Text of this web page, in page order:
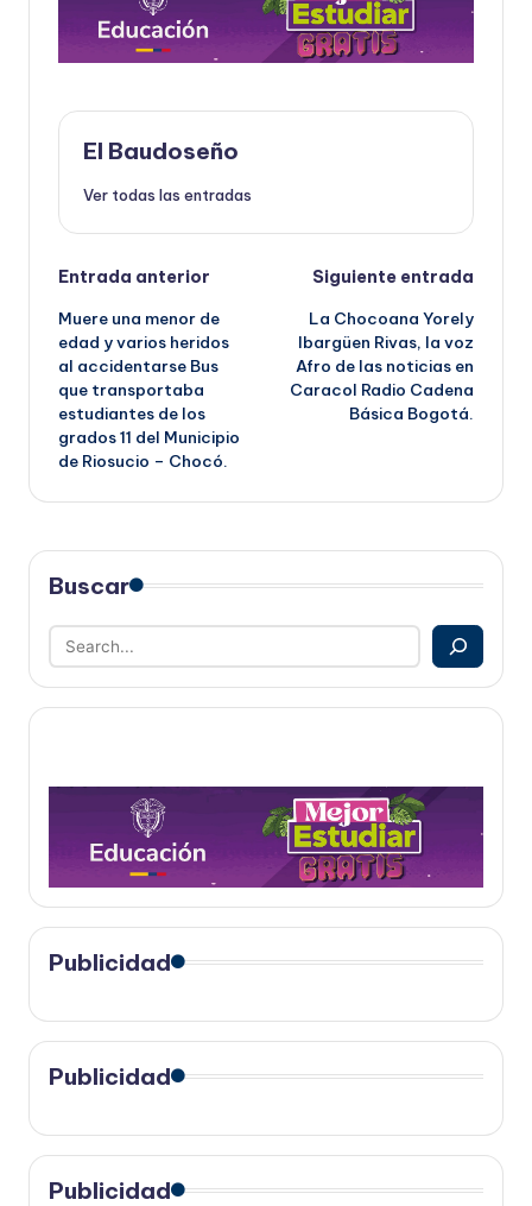
El Baudoseño
Ver todas las entradas
Navegación
de
entradas
Entrada anterior
Muere una menor de
edad y varios heridos
al accidentarse Bus
que transportaba
estudiantes de los
grados 11 del Municipio
de Riosucio – Chocó.
Siguiente entrada
La Chocoana Yorely
Ibargüen Rivas, la voz
Afro de las noticias en
Caracol Radio Cadena
Básica Bogotá.
Buscar
Publicidad
Publicidad
Publicidad